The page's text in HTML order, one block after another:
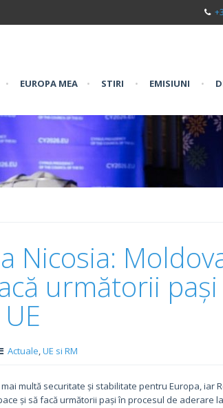
• EUROPA MEA • STIRI • EMISIUNI •
Nicosia:
următorii
Actuale,UE si RM
multă securitate și stabilitate pentru Europa, iar
și să facă următorii pași în procesul de aderare